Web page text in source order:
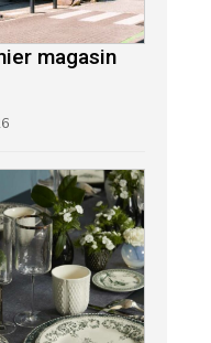
magasin